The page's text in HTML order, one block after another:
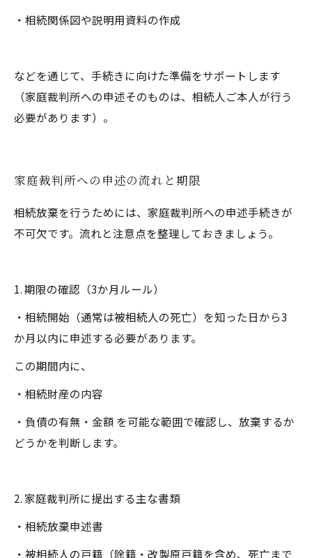
・相続関係図や説明用資料の作成
などを通じて、手続きに向けた準備をサポートします
（家庭裁判所への申述そのものは、相続人ご本人が行う
必要があります）。
家庭裁判所への申述の流れと期限
相続放棄を行うためには、家庭裁判所への申述手続きが
不可欠です。流れと注意点を整理しておきましょう。
1. 期限の確認（3か月ルール）
・相続開始（通常は被相続人の死亡）を知った日から3
か月以内に申述する必要があります。
この期間内に、
・相続財産の内容
・負債の有無・金額 を可能な範囲で確認し、放棄するか
どうかを判断します。
2. 家庭裁判所に提出する主な書類
・相続放棄申述書
・被相続人の戸籍（除籍・改製原戸籍を含め、死亡まで